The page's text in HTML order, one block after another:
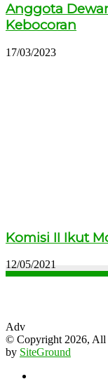
Anggota
Kebocoran
17/03/2023
Komisi II Ikut
12/05/2021
Adv
© Copyright 2026, All
by SiteGround